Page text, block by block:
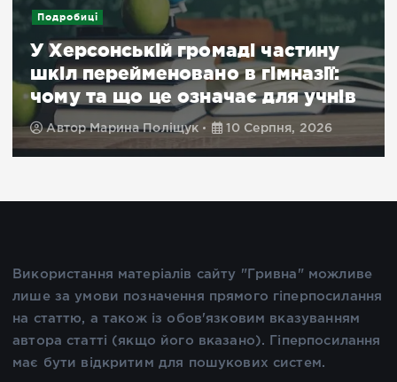
Подробиці
У Херсонській громаді частину
шкіл перейменовано в гімназії:
чому та що це означає для учнів
АвторМарина Поліщук 10 Серпня, 2026
Використання матеріалів сайту "Гривна" можливе
лише за умови позначення прямого гіперпосилання
на статтю, а також із обов'язковим вказуванням
автора статті (якщо його вказано). Гіперпосилання
має бути відкритим для пошукових систем.